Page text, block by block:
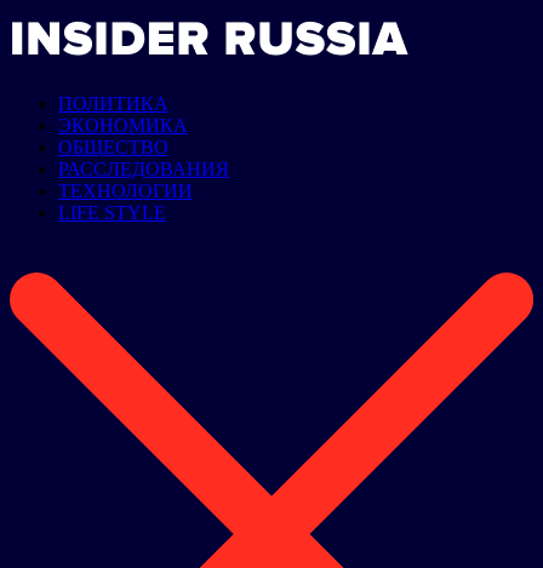
ПОЛИТИКА
ЭКОНОМИКА
ОБЩЕСТВО
РАССЛЕДОВАНИЯ
ТЕХНОЛОГИИ
LIFE STYLE